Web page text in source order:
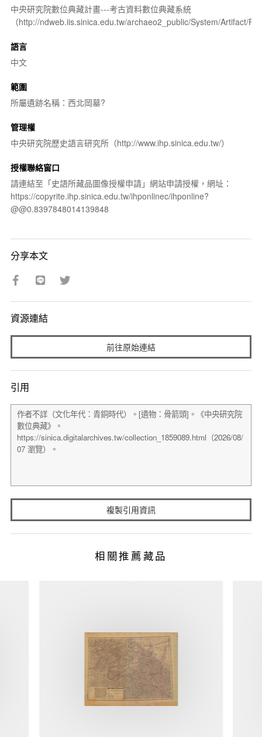
中央研究院數位典藏計畫---考古資料數位典藏系統
（http://ndweb.iis.sinica.edu.tw/archaeo2_public/System/Artifact/
語言
中文
範圍
所屬遺跡名稱：西北岡墓?
管理權
中央研究院歷史語言研究所（http://www.ihp.sinica.edu.tw/）
授權聯絡窗口
請連結至「史語所藏品圖像授權申請」網站申請授權，網址：
https://copyrite.ihp.sinica.edu.tw/ihponlinec/ihponline?
@@0.8397848014139848
分享本文
資源連結
前往原始連結
引用
複製引用資訊
相關推薦藏品